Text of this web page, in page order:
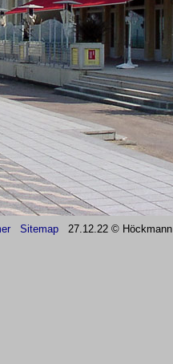
Sitemap 27.12.22 © Höckmann